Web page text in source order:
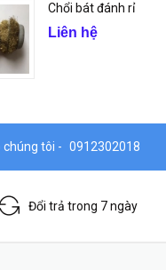
Chổi bát đánh rỉ
Liên hệ
chúng tôi - 0912302018
Đổi trả trong 7 ngày